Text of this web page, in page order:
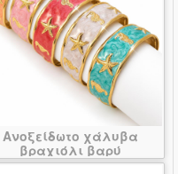
Ανοξείδωτο χάλυβα
βραχιόλι βαρύ